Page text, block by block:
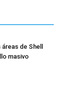
de Shell
masivo